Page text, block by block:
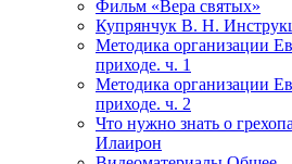
Фильм «Вера святых»
Купрянчук В. Н.
Методика организации
приходе. ч. 1
Методика организации
приходе. ч. 2
Что нужно знать о
Илаирон